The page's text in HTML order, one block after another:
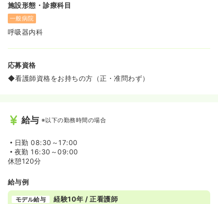
施設形態・診療科目
一般病院
呼吸器内科
応募資格
◆看護師資格をお持ちの方（正・准問わず）
給与 ※以下の勤務時間の場合
日勤 08:30～17:00
夜勤 16:30～09:00
休憩120分
給与例
モデル給与 経験10年 / 正看護師